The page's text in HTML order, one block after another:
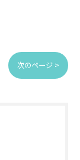
次のページ >